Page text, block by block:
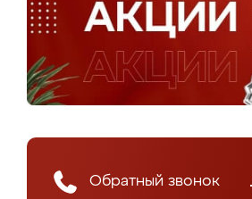
Обратный звонок